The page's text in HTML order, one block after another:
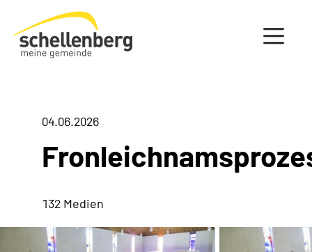
Gemeinde Schellenberg Startseite
04.06.2026
132 Medien